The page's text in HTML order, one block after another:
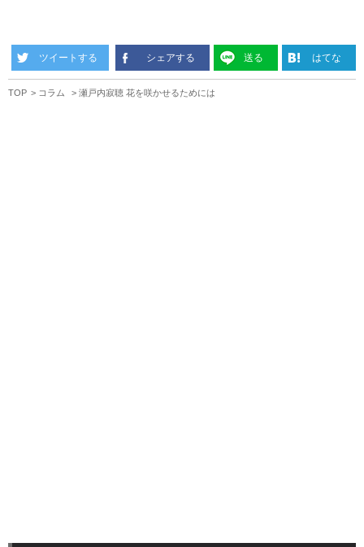
ツイートする シェアする 送る はてな
TOP コラム 瀬戸内寂聴 花を咲かせるためには